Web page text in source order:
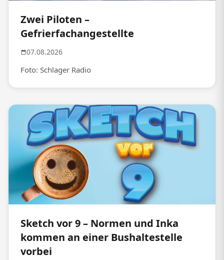
Zwei Piloten –
Gefrierfachangestellte
07.08.2026
Foto: Schlager Radio
Sketch vor 9 – Normen und Inka
kommen an einer Bushaltestelle
vorbei